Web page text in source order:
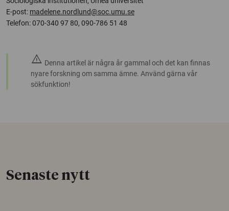
E-post: madelene.nordlund@soc.umu.se
Telefon: 070-340 97 80, 090-786 51 48
warning Denna artikel är några år gammal och det kan finnas
nyare forskning om samma ämne. Använd gärna vår
sökfunktion!
Senaste nytt